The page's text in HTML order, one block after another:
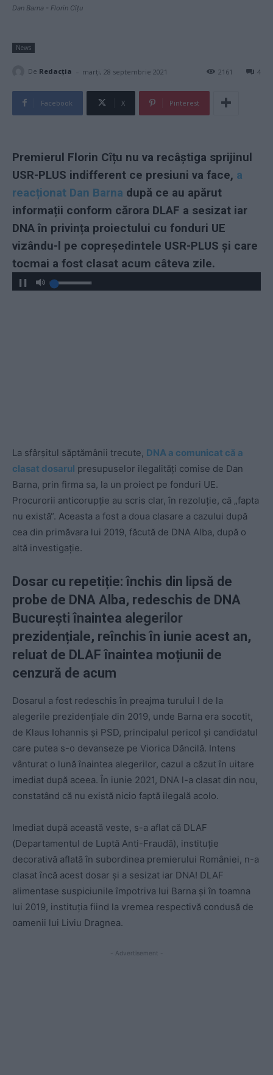
Dan Barna - Florin Cîțu
News
De Redacţia - marți, 28 septembrie 2021 4
2161
Facebook X Pinterest
Premierul Florin Cîțu nu va recâștiga sprijinul
USR-PLUS indifferent ce presiuni va face, a
reacționat Dan Barna după ce au apărut
informații conform cărora DLAF a sesizat iar
DNA în privința proiectului cu fonduri UE
vizându-l pe copreședintele USR-PLUS și care
tocmai a fost clasat acum câteva zile.
La sfârșitul săptămânii trecute, DNA a comunicat că a
clasat dosarul presupuselor ilegalități comise de Dan
Barna, prin firma sa, la un proiect pe fonduri UE.
Procurorii anticorupție au scris clar, în rezoluție, că „fapta
nu există“. Aceasta a fost a doua clasare a cazului după
cea din primăvara lui 2019, făcută de DNA Alba, după o
altă investigație.
Dosar cu repetiție: închis din lipsă de
probe de DNA Alba, redeschis de DNA
București înaintea alegerilor
prezidențiale, reînchis în iunie acest an,
reluat de DLAF înaintea moțiunii de
cenzură de acum
Dosarul a fost redeschis în preajma turului I de la
alegerile prezidențiale din 2019, unde Barna era socotit,
de Klaus Iohannis și PSD, principalul pericol și candidatul
care putea s-o devanseze pe Viorica Dăncilă. Intens
vânturat o lună înaintea alegerilor, cazul a căzut în uitare
imediat după aceea. În iunie 2021, DNA l-a clasat din nou,
constatând că nu există nicio faptă ilegală acolo.
Imediat după această veste, s-a aflat că DLAF
(Departamentul de Luptă Anti-Fraudă), instituție
decorativă aflată în subordinea premierului României, n-a
clasat încă acest dosar și a sesizat iar DNA! DLAF
alimentase suspiciunile împotriva lui Barna și în toamna
lui 2019, instituția fiind la vremea respectivă condusă de
oamenii lui Liviu Dragnea.
- Advertisement -